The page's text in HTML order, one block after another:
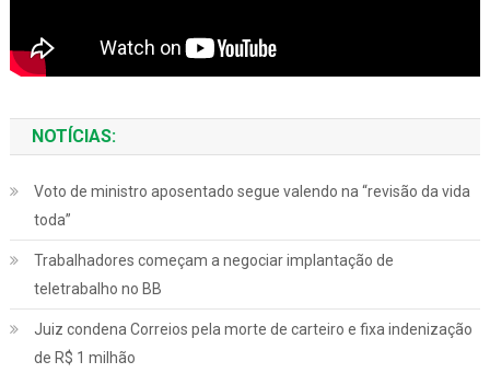
NOTÍCIAS:
Voto de ministro aposentado segue valendo na “revisão da vida
toda”
Trabalhadores começam a negociar implantação de
teletrabalho no BB
Juiz condena Correios pela morte de carteiro e fixa indenização
de R$ 1 milhão